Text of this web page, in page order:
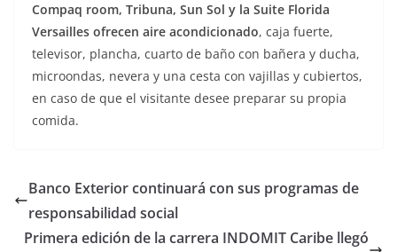
Compaq room, Tribuna, Sun Sol y la Suite Florida
Versailles ofrecen aire acondicionado, caja fuerte,
televisor, plancha, cuarto de baño con bañera y ducha,
microondas, nevera y una cesta con vajillas y cubiertos,
en caso de que el visitante desee preparar su propia
comida.
Banco Exterior continuará con sus programas de
responsabilidad social
Primera edición de la carrera INDOMIT Caribe llegó